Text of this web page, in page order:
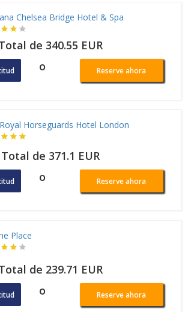
Chelsea Bridge Hotel & Spa
de 340.55 EUR
o Reserve ahora
Horseguards Hotel London
Total de 371.1 EUR
o Reserve ahora
Place
de 239.71 EUR
o Reserve ahora